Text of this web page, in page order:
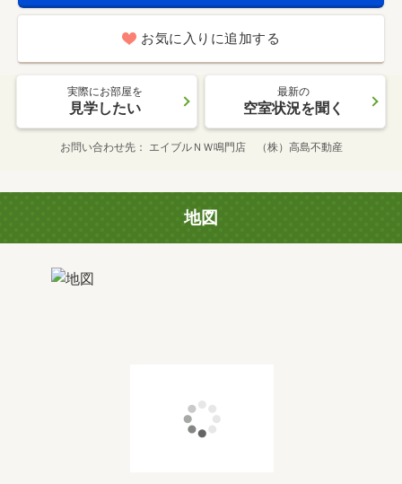
お気に入りに追加する
実際にお部屋を
見学したい
最新の
空室状況を聞く
お問い合わせ先 エイブルＮＷ鳴門店 （株）高島不動産
地図